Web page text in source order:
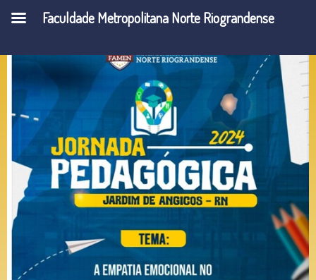
Faculdade Metropolitana Norte Riograndense